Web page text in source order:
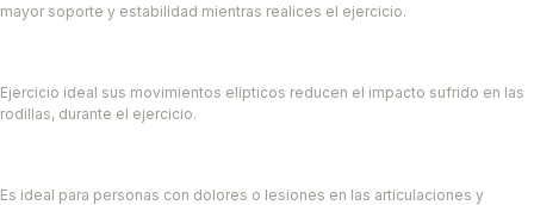
mayor soporte y estabilidad mientras realices el ejercicio.
Ejercicio ideal sus movimientos elípticos reducen el impacto sufrido en las
rodillas, durante el ejercicio.
Es ideal para personas con dolores o lesiones en las articulaciones y